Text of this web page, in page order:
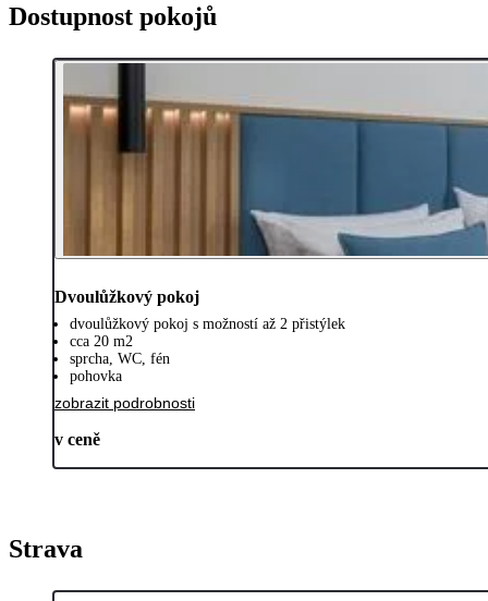
Dostupnost pokojů
Dvoulůžkový pokoj
dvoulůžkový pokoj s možností až 2 přistýlek
cca 20 m2
sprcha, WC, fén
pohovka
zobrazit podrobnosti
v ceně
Strava